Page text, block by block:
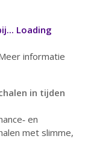
Loading
informatie
in tijden
en
met slimme,